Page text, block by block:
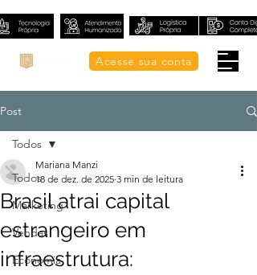
Acesse sua conta
Post
Todos
Marketing
Vendas
Economia
Todos
Brasil atrai capital
estrangeiro em
infraestrutura:
Mariana Manzi
18 de dez. de 2025 3 min de leitura